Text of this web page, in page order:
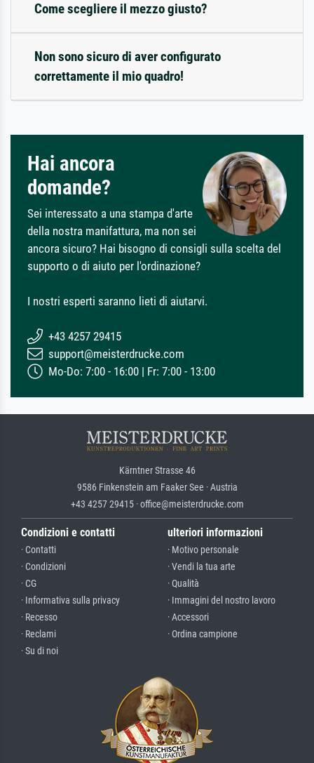
Come scegliere il mezzo giusto?
Non sono sicuro di aver configurato
correttamente il mio quadro!
Hai ancora
domande?
Sei interessato a una stampa d'arte
della nostra manifattura, ma non sei
ancora sicuro? Hai bisogno di consigli sulla scelta del
supporto o di aiuto per l'ordinazione?
I nostri esperti saranno lieti di aiutarvi.
+43 4257 29415
support@meisterdrucke.com
Mo-Do: 7:00 - 16:00 | Fr: 7:00 - 13:00
Kärntner Strasse 46
9586 Finkenstein am Faaker See · Austria
+43 4257 29415 · office@meisterdrucke.com
Condizioni e contatti
· Contatti
· Condizioni
· CG
· Informativa sulla privacy
· Recesso
· Reclami
· Su di noi
ulteriori informazioni
· Motivo personale
· Vendi la tua arte
· Qualità
· Immagini del nostro lavoro
· Accessori
· Ordina campione